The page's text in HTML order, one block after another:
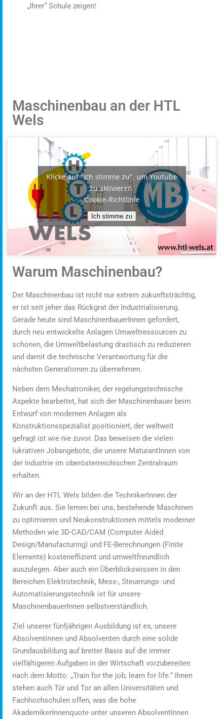
„Ihrer“ Schule zeigen!
Maschinenbau an der HTL
Wels
Klicke auf "Ich stimme zu", um Youtube
zu aktivieren
Cookie-Richtlinie
Ich stimme zu
Warum Maschinenbau?
Der Maschinenbau ist nicht nur extrem zukunftsträchtig,
er ist seit jeher das Rückgrat der Industrialisierung.
Gerade heute sind MaschinenbauerInnen gefordert,
durch neu entwickelte Anlagen Umweltressourcen zu
schonen, die Umweltbelastung drastisch zu reduzieren
und damit die technische Verantwortung für die
nächsten Generationen zu übernehmen.
Neben dem Mechatroniker, der regelungstechnische
Aspekte bearbeitet, hat sich der Maschinenbauer beim
Entwurf von modernen Anlagen als
Konstruktionsspezialist positioniert, der weltweit
gefragt ist wie nie zuvor. Das beweisen die vielen
lukrativen Jobangebote, die unsere MaturantInnen von
der Industrie im oberösterreichischen Zentralraum
erhalten.
Wir an der HTL Wels bilden die TechnikerInnen der
Zukunft aus. Sie lernen bei uns, bestehende Maschinen
zu optimieren und Neukonstruktionen mittels moderner
Methoden wie 3D-CAD/CAM (Computer Aided
Design/Manufacturing) und FE-Berechnungen (Finite
Elemente) kosteneffizient und umweltfreundlich
auszulegen. Aber auch ein Überblickswissen in den
Bereichen Elektrotechnik, Mess-, Steuerungs- und
Automatisierungstechnik ist für unsere
MaschinenbauerInnen selbstverständlich.
Ziel unserer fünfjährigen Ausbildung ist es, unsere
Absolventinnen und Absolventen durch eine solide
Grundausbildung auf breiter Basis auf die immer
vielfältigeren Aufgaben in der Wirtschaft vorzubereiten
nach dem Motto: „Train for the job, learn for life.“ Ihnen
stehen auch Tür und Tor an allen Universitäten und
Fachhochschulen offen, was die hohe
AkademikerInnenquote unter unseren AbsolventInnen